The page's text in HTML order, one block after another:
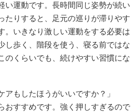
い運動です。長時間同じ姿勢が続い
たりすると、足元の巡りが滞りやす
。いきなり激しい運動をする必要は
し歩く、階段を使う、寝る前ではな
のくらいでも、続けやすい習慣にな
アもしたほうがいいですか？」
おすすめです。強く押しすぎるので